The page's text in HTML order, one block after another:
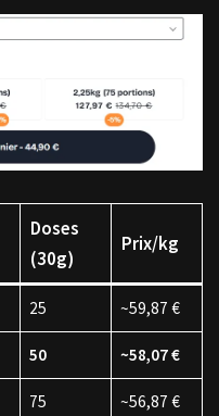
Doses
(30g)
Prix/kg
25 ~59,87 €
50 ~58,07 €
75 ~56,87 €